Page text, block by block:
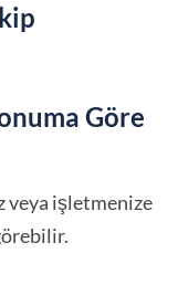
Göre
veya işletmenize